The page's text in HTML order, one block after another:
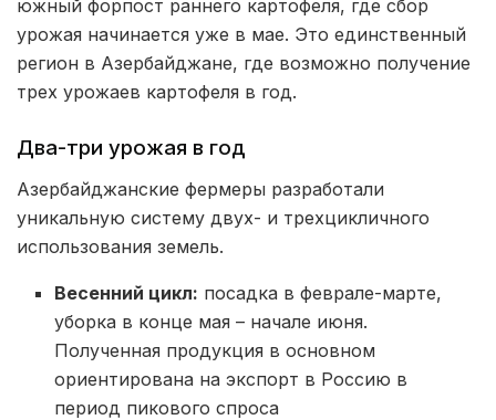
южный форпост раннего картофеля, где сбор
урожая начинается уже в мае. Это единственный
регион в Азербайджане, где возможно получение
трех урожаев картофеля в год.
Два-три урожая в год
Азербайджанские фермеры разработали
уникальную систему двух- и трехцикличного
использования земель.
Весенний цикл: посадка в феврале-марте,
уборка в конце мая – начале июня.
Полученная продукция в основном
ориентирована на экспорт в Россию в
период пикового спроса